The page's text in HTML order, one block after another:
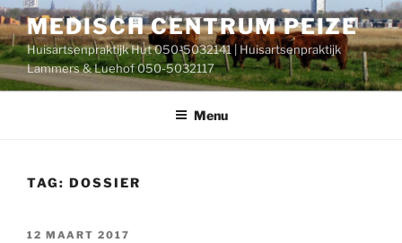
Ga
naar
de
inhoud
MEDISCH CENTRUM PEIZE
Huisartsenpraktijk Hut 050-5032141 | Huisartsenpraktijk
Lammers & Luehof 050-5032117
Menu
TAG: DOSSIER
GEPLAATST
12 MAART 2017